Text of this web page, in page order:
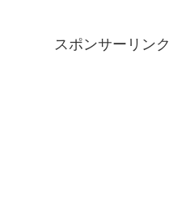
スポンサーリンク